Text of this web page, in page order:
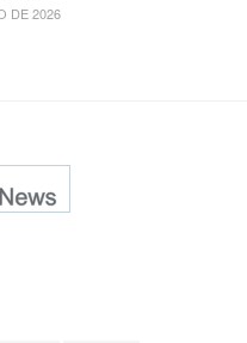
DE 2026